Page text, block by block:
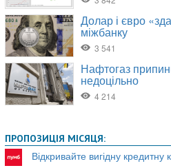
ПРОПОЗИЦІЯ МІСЯЦЯ:
Відкривайте вигідну